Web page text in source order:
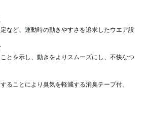
など、運動時の動きやすさを追求したウエア設
とを示し、動きをよりスムーズにし、不快なつ
ることにより臭気を軽減する消臭テープ付。